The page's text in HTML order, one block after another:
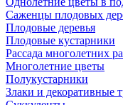
Саженцы плодовых
Плодовые деревья
Плодовые кустарники
Рассада многолетних
Многолетние цветы
Полукустарники
Злаки и декоративные